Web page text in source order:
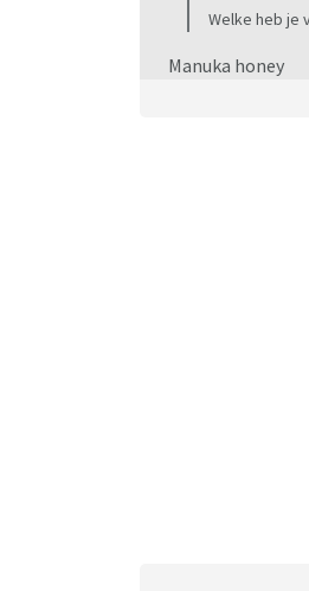
Welke heb je
Manuka honey